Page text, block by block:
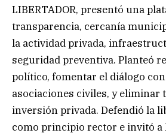
LIBERTADOR, presentó una
transparencia, cercanía
la actividad privada,
seguridad preventiva. Planteó
político, fomentar el diálogo
asociaciones civiles, y eliminar
inversión privada. Defendió la
como principio rector e invitó a